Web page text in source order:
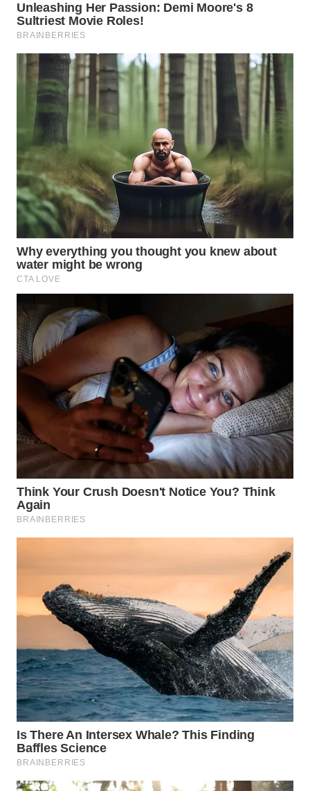
WN
INDRAMAYU
WN
KUNINGAN
WN
MAJALENGKA
WN
SUBANG
WN
SUKABUMI
WN
PURWAKARTA
WN
PRIANGAN
WN
SEMARANG
WN
SOLO
WN
WN
SURABAYA
WN
NATUNA
WN
BINTAN
WN
MANDALIKA